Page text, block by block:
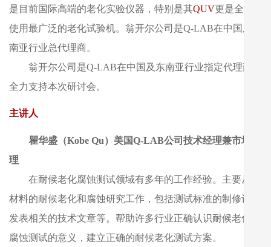
是目前国际高端的老化实验仪器，特别是其QUV更是全球
使用最广泛的老化试验机。翁开尔公司是Q-LAB在中国及东
南亚行业总代理商。
翁开尔公司是Q-LAB在中国及东南亚行业指定代理商。
全力支持本次研讨会。
主讲人
瞿华盛（Kobe Qu）美国Q-LAB公司技术经理兼市场经
理
在耐候老化腐蚀测试领域有多年的工作经验。主要从事
材料的耐候老化和腐蚀研究工作，包括测试标准的制修订，
发表相关的技术文章等。帮助许多行业正确认识耐候老化和
腐蚀测试的意义，建立正确的耐候老化测试方案。